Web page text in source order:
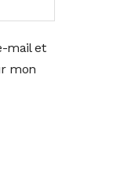
mail et
mon